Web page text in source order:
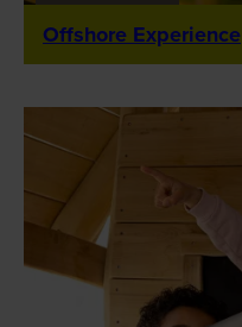
Offshore Experience